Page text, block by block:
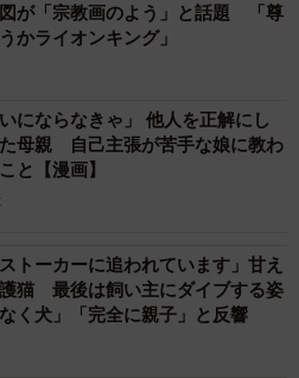
ちゃん。人懐っこくて、自分よ
の前にたちはだかっても物怖
乗り越えて、保護された仲間
います。
くなど体調を崩すことが多
飲ませるようにしています。
あげたいと思っています」（福
が「宗教画のよう」と話題 「尊
かライオンキング」
いにならなきゃ」 他人を正解にし
母親 自己主張が苦手な娘に教わ
と【漫画】
ストーカーに追われています」甘え
猫 最後は飼い主にダイブする姿
く犬」「完全に親子」と反響